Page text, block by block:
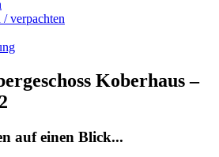
verpachten
Koberhaus –
auf einen Blick...